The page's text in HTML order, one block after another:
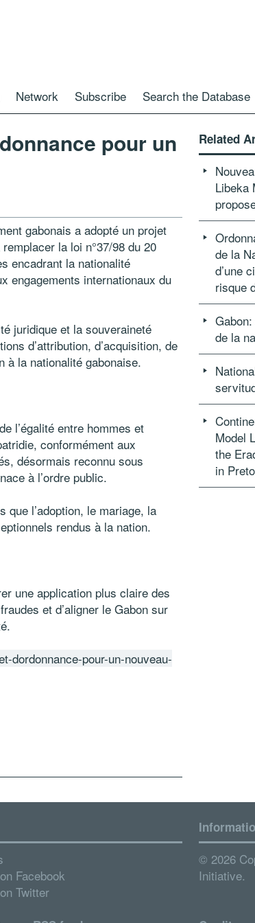
Network Subscribe Search the Database
pour un
gabonais a adopté un projet
la loi n°37/98 du 20
encadrant la nationalité
engagements internationaux du
juridique et la souveraineté
d’attribution, d’acquisition, de
à la nationalité gabonaise.
l’égalité entre hommes et
conformément aux
désormais reconnu sous
à l’ordre public.
l’adoption, le mariage, la
rendus à la nation.
une application plus claire des
et d’aligner le Gabon sur
dordonnance-pour-un-nouveau-
Related
Libeka
de la
d’une
risque
de la
Model
the
in
Facebook
Twitter
© 2026
Initiative.